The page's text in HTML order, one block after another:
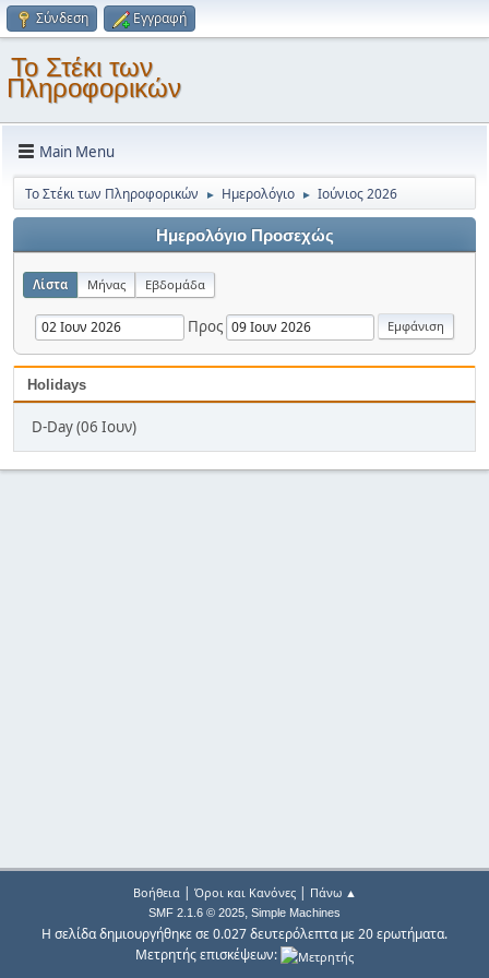
Σύνδεση Εγγραφή
Το Στέκι των
Πληροφορικών
Main Menu
Το Στέκι των Πληροφορικών ► Ημερολόγιο ► Ιούνιος 2026
Ημερολόγιο Προσεχώς
Λίστα Μήνας Εβδομάδα
Προς
Holidays
D-Day (06 Ιουν)
Βοήθεια| Όροι και Κανόνες| Πάνω ▲
SMF 2.1.6 © 2025, Simple Machines
Η σελίδα δημιουργήθηκε σε 0.027 δευτερόλεπτα με 20 ερωτήματα.
Μετρητής επισκέψεων: